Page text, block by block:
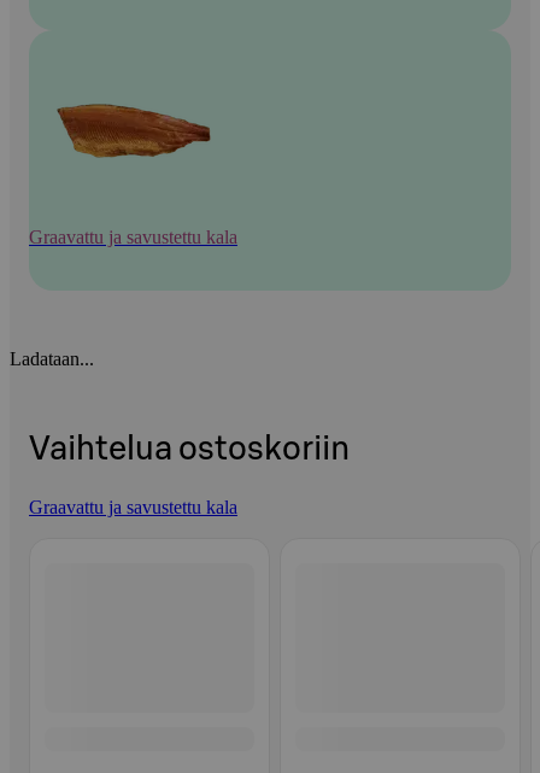
Graavattu ja savustettu kala
Ladataan...
Vaihtelua ostoskoriin
Graavattu ja savustettu kala